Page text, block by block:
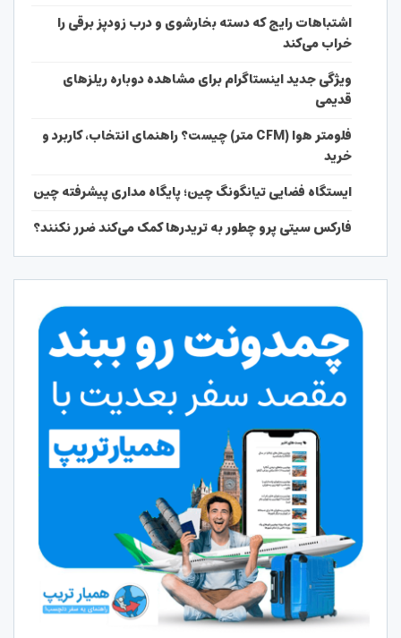
اشتباهات رایج که دسته بخارشوی و درب زودپز برقی را
خراب می‌کند
ویژگی جدید اینستاگرام برای مشاهده دوباره ریلزهای
قدیمی
فلومتر هوا (CFM متر) چیست؟ راهنمای انتخاب، کاربرد و
خرید
ایستگاه فضایی تیانگونگ چین؛ پایگاه مداری پیشرفته چین
فارکس سیتی پرو چطور به تریدرها کمک می‌کند ضرر نکنند؟